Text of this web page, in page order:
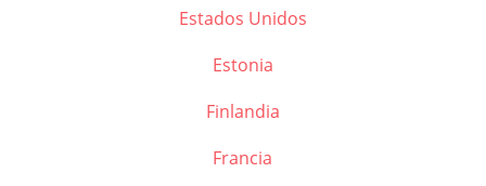
Estados Unidos
Estonia
Finlandia
Francia